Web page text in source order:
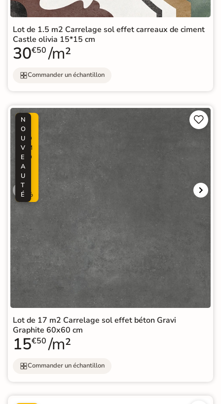
Lot de 1.5 m2 Carrelage sol effet carreaux de ciment
Castle olivia 15*15 cm
30€50 /m²
Commander un échantillon
R
O
M
O
%
N
O
U
V
E
A
U
T
É


Lot de 17 m2 Carrelage sol effet béton Gravi
Graphite 60x60 cm
15€50 /m²
Commander un échantillon